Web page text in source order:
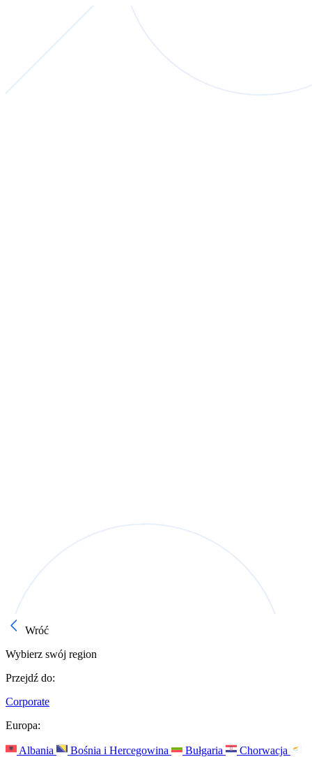
Wróć
Wybierz swój region
Przejdź do:
Corporate
Europa:
Albania Bośnia i Hercegowina Bułgaria
Chorwacja